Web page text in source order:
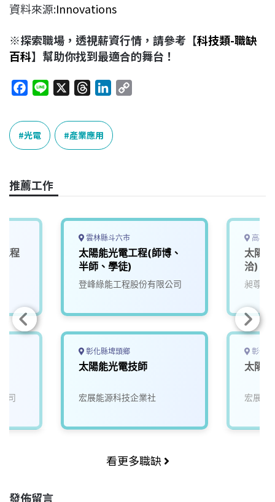
資料來源:Innovations
※探索職場，透視薪資行情，請參考【科技類-職缺
百科】幫助你找到最適合的舞台！
c
e
b
o
k
e
r
e
a
k
n
k
光電 產業應用
推薦工作
程
司
雲林縣斗六市
太陽能光電工程(師博、
半師、學徒)
登峰綠能工程股份有限公司
彰化縣埤頭鄉
太陽能光電技師
宏展能源科技企業社
高雄
太陽
洽)
昶尊工
彰化
太陽
宏展能
看更多職缺
發佈留言